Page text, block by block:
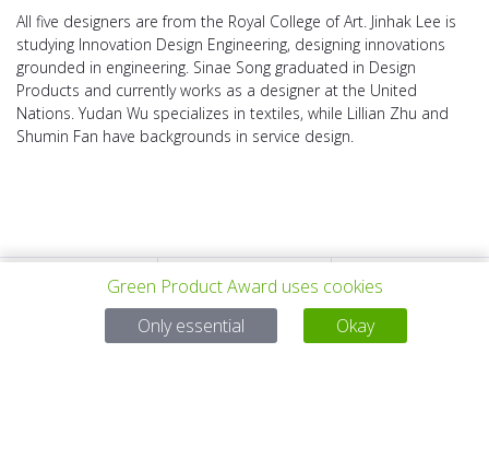
All five designers are from the Royal College of Art. Jinhak Lee is
studying Innovation Design Engineering, designing innovations
grounded in engineering. Sinae Song graduated in Design
Products and currently works as a designer at the United
Nations. Yudan Wu specializes in textiles, while Lillian Zhu and
Shumin Fan have backgrounds in service design.
PROYECTO TODOS LOS SIGUIENTE
Green Product Award uses cookies
Only essential
Okay